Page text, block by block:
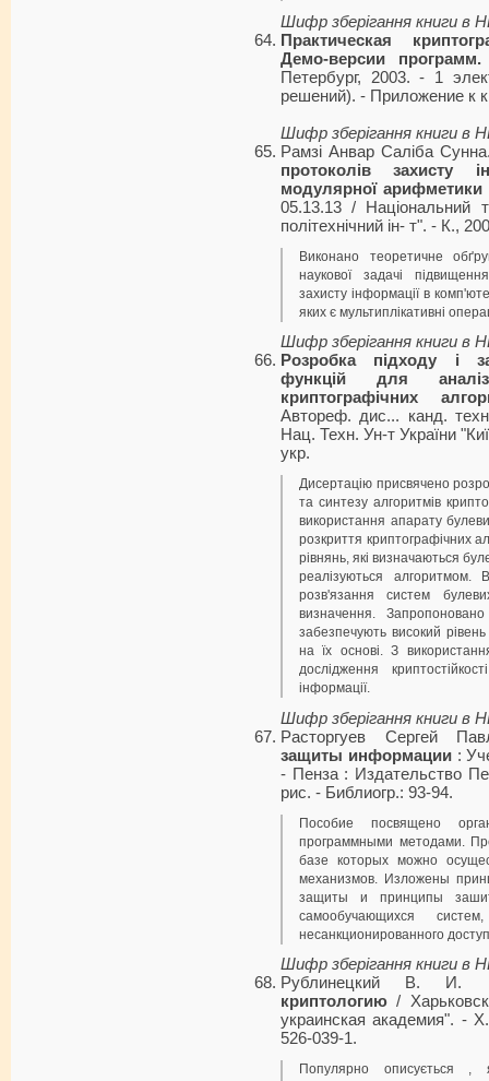
Шифр зберігання книги в
Практическая
Демо-версии программ.
Петербург, 2003. - 1
решений). - Приложение к
Шифр зберігання книги в
Рамзі Анвар Саліба
протоколів захисту
модулярної арифметики
05.13.13 / Національний
політехнічний ін- т". - К.,
Виконано теоретичне
наукової задачі
захисту інформації в
яких є мультиплікативні
Шифр зберігання книги в
Розробка підходу і
функцій для
криптографічних
Автореф. дис... канд.
Нац. Техн. Ун-т України
укp.
Дисертацію присвячено
та синтезу алгоритмів
використання апарату
розкриття криптографічних
рівнянь, які визначаються
реалізуються алгоритмом.
розв'язання систем
визначення.
забезпечують високий рівень
на їх основі. З
дослідження
інформації.
Шифр зберігання книги в
Расторгуев Сергей
защиты информации:
- Пенза : Издательство
рис. - Библиогр.: 93-94.
Пособие посвящено
программными методами.
базе которых можно
механизмов. Изложены
защиты и принципы
самообучающихся
несанкционированного
Шифр зберігання книги в
Рублинецкий В. И.
криптологию /
украинская академия". -
526-039-1.
Популярно описується